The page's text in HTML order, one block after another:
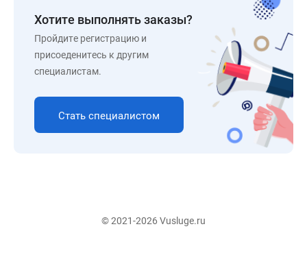
Хотите выполнять заказы?
Пройдите регистрацию и
присоеденитесь к другим
специалистам.
Стать специалистом
© 2021-2026 Vusluge.ru